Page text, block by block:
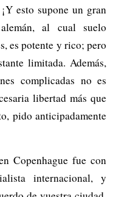
esto supone un gran
al cual suelo
es potente y rico; pero
limitada. Además,
complicadas no es
libertad más que
pido anticipadamente
Copenhague fue con
internacional, y